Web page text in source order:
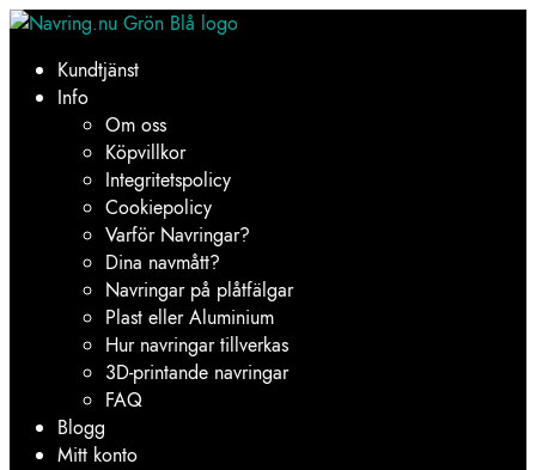
Hoppa
navigering
Hoppa
innehållKundtjänst
Info
Om oss
Köpvillkor
Integritetspolicy
Cookiepolicy
Varför Navringar?
Dina navmått?
Navringar på plåtfälgar
Plast eller Aluminium
Hur navringar tillverkas
3D-printande navringar
FAQ
Blogg
Mitt konto